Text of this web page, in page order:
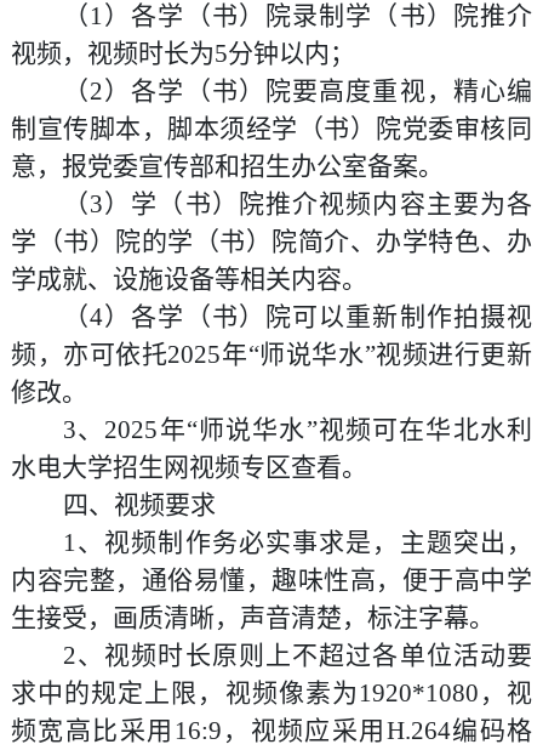
（ 1）各学（书） 院录制 学（ 书）
院推介
视频，视频时长为5分钟以内 ；
（2）各学（书） 院要高度重视， 精心编
制宣传脚本，脚本须经学（书）
院党委审核同
意，报党委宣传部和招生办公室备案。
（3） 学（ 书）
院推介视频内容主要为各
学（书） 院的学（书）
院简介、办学特色、办
学成就、设施设备等相关内容。
（4）各学（书）院可以重新制作拍摄视
频，亦可依托2025年“师说华水”视频进行更新
修改。
3、 2025年“师说华水”视频可在华北水利
水电大学招生网视频专区查看。
四、视频要求
1、 视频制作务必实事求是，
主题突出，
内容完整，通俗易懂，趣味性高，便于高中学
生接受，画质清晰，声音清楚，标注字幕。
2、 视频时长原则上不超过各单位活动要
求中的规定上限，视频像素为 1920*1080 ，视
频宽高比采用 16:9 ，视频应采用 H.264编码格